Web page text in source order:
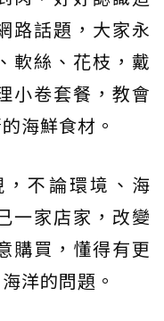
路話題，大家永
軟絲、花枝，戴
小卷套餐，教會
海鮮食材。
不論環境、海
一家店家，改變
購買，懂得有更
洋的問題。